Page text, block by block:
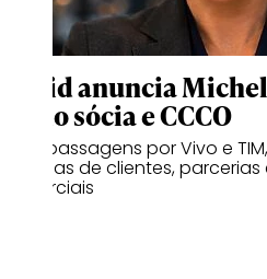
Druid anuncia
como sócia e CCCO
Com passagens por Vivo e
as áreas de clientes,
comerciais